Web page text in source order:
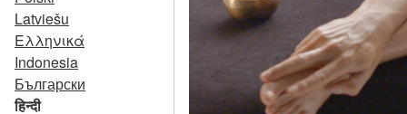
Latviešu
Ελληνικά
Indonesia
Български
हिन्दी